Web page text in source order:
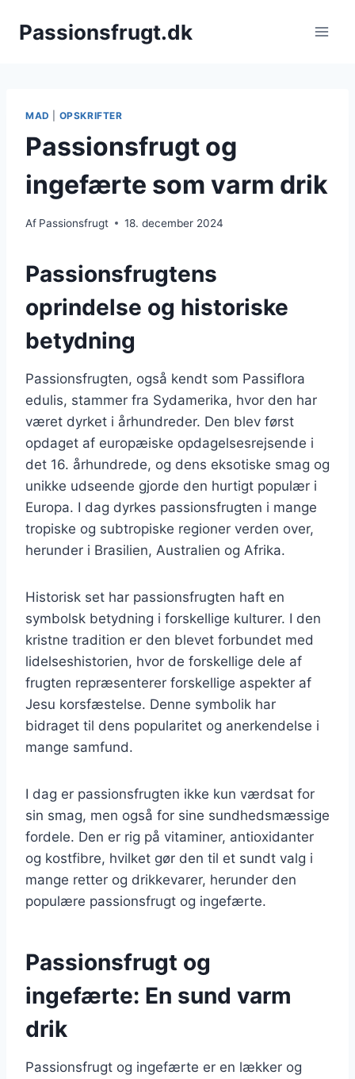
Passionsfrugt.dk
MAD OPSKRIFTER
Passionsfrugt og
ingefærte som varm drik
Af Passionsfrugt 18. december 2024
Passionsfrugtens
oprindelse og historiske
betydning
Passionsfrugten, også kendt som Passiflora
edulis, stammer fra Sydamerika, hvor den har
været dyrket i århundreder. Den blev først
opdaget af europæiske opdagelsesrejsende i
det 16. århundrede, og dens eksotiske smag og
unikke udseende gjorde den hurtigt populær i
Europa. I dag dyrkes passionsfrugten i mange
tropiske og subtropiske regioner verden over,
herunder i Brasilien, Australien og Afrika.
Historisk set har passionsfrugten haft en
symbolsk betydning i forskellige kulturer. I den
kristne tradition er den blevet forbundet med
lidelseshistorien, hvor de forskellige dele af
frugten repræsenterer forskellige aspekter af
Jesu korsfæstelse. Denne symbolik har
bidraget til dens popularitet og anerkendelse i
mange samfund.
I dag er passionsfrugten ikke kun værdsat for
sin smag, men også for sine sundhedsmæssige
fordele. Den er rig på vitaminer, antioxidanter
og kostfibre, hvilket gør den til et sundt valg i
mange retter og drikkevarer, herunder den
populære passionsfrugt og ingefærte.
Passionsfrugt og
ingefærte: En sund varm
drik
Passionsfrugt og ingefærte er en lækker og